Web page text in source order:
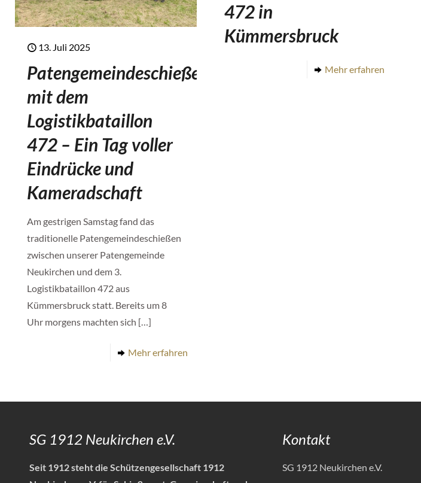
13. Juli 2025
Patengemeindeschießen
mit dem
Logistikbataillon
472 – Ein Tag voller
Eindrücke und
Kameradschaft
Am gestrigen Samstag fand das
traditionelle Patengemeindeschießen
zwischen unserer Patengemeinde
Neukirchen und dem 3.
Logistikbataillon 472 aus
Kümmersbruck statt. Bereits um 8
Uhr morgens machten sich […]
Mehr erfahren
472 in
Kümmersbruck
Mehr erfahren
SG 1912 Neukirchen e.V.
Seit 1912 steht die Schützengesellschaft 1912
Kontakt
SG 1912 Neukirchen e.V.